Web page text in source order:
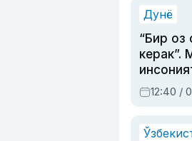
Дунё
“Бир оз
керак”.
олмай
12:40 /